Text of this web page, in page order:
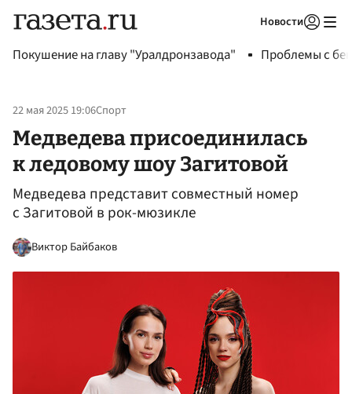
Новости
Покушение на главу "Уралдронзавода" Проблемы с
22 мая 2025 19:06Спорт
Медведева присоединилась
к ледовому шоу Загитовой
Медведева представит совместный номер
с Загитовой в рок-мюзикле
Виктор Байбаков